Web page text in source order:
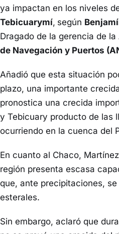
ya impactan en los niveles
Tebicuarymí, según
Dragado de la gerencia de la
de Navegación y Puertos
Añadió que esta situación
plazo, una importante
pronostica una crecida
y Tebicuary producto de las
ocurriendo en la cuenca del
En cuanto al Chaco,
región presenta escasa
que, ante precipitaciones,
esterales.
Sin embargo, aclaró que